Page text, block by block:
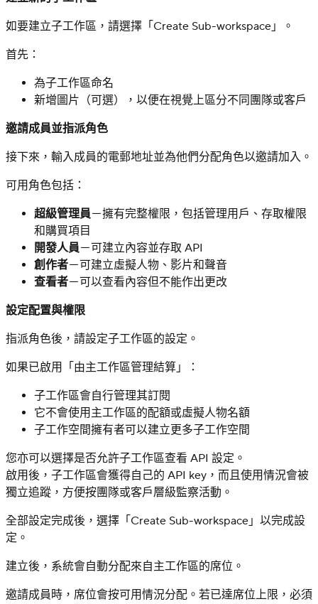
如要建立子工作區，請選擇「Create Sub-workspace」。
首先：
為子工作區命名
新增圖片（可選），以便在視覺上區分不同團隊或客戶
邀請成員並指派角色
接下來，輸入成員的電郵地址並為他們分配角色以邀請加入。
可用角色包括：
超級管理員－擁有完整權限，包括管理用戶、存取權限
和購買項目
開發人員－可建立內容並存取 API
創作者－可建立虛擬人物、影片和聲音
查看者－可以查看內容但不能作出更改
設定配置與權限
指派角色後，請設定子工作區的設定。
如果已啟用「由主工作區管理結算」：
子工作區會自行管理其訂閱
它不會使用主工作區的配額或虛擬人物名額
子工作空間擁有者可以建立更多子工作空間
您亦可以選擇是否允許子工作區查看 API 設定。
啟用後，子工作區會獲得自己的 API key，而且使用情況會被
獨立追蹤，方便按團隊或客戶層級監察活動。
全部設定完成後，選擇「Create Sub-workspace」以完成設
定。
建立後，系統會自動分配來自主工作區的席位。
邀請成員時，席位會按可用情況分配。若已達席位上限，必須